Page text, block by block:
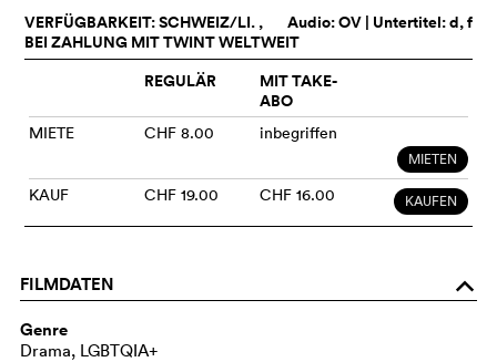
Audio:OV | Untertitel: d, f
VERFÜGBARKEIT: SCHWEIZ/LI. ,
BEI ZAHLUNG MIT TWINT WELTWEIT
REGULÄR
MIT TAKE-
ABO
MIETE CHF 8.00 inbegriffen
MIETEN
KAUF CHF 19.00 CHF 16.00 KAUFEN
FILMDATEN o
Genre
Drama, LGBTQIA+